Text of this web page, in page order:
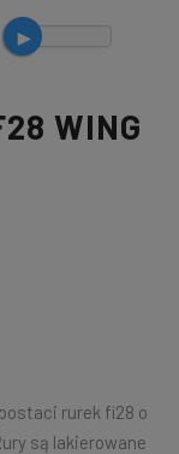
WING
rurek fi28 o
są lakierowane